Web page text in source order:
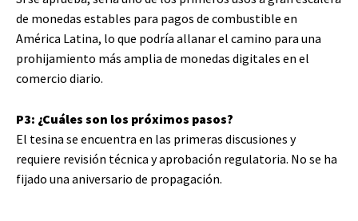
de monedas estables para pagos de combustible en
América Latina, lo que podría allanar el camino para una
prohijamiento más amplia de monedas digitales en el
comercio diario.
P3: ¿Cuáles son los próximos pasos?
El tesina se encuentra en las primeras discusiones y
requiere revisión técnica y aprobación regulatoria. No se ha
fijado una aniversario de propagación.